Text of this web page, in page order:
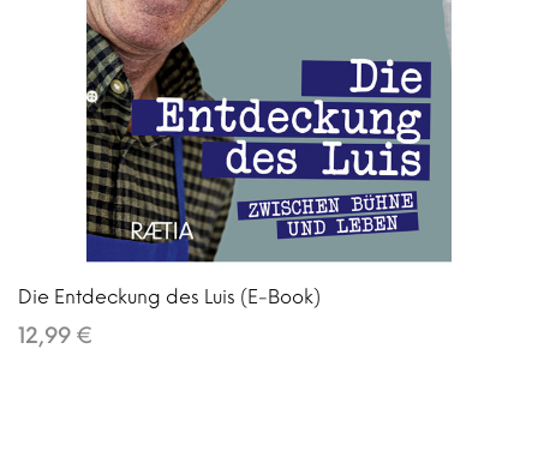
Die Entdeckung des Luis (E-Book)
12,99 €